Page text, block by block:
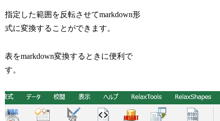
指定した範囲を反転させてmarkdown形
式に変換することができます。
表をmarkdown変換するときに便利で
す。